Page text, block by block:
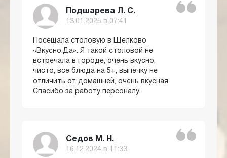
Подшарева Л. С.
13.01.2025 в 07:41
Посещала столовую в Щелково
«Вкусно.Да». Я такой столовой не
встречала в городе, очень вкусно,
чисто, все блюда на 5+, выпечку не
отличить от домашней, очень вкусная.
Спасибо за работу персоналу.
Седов М. Н.
16.12.2024 в 11:33